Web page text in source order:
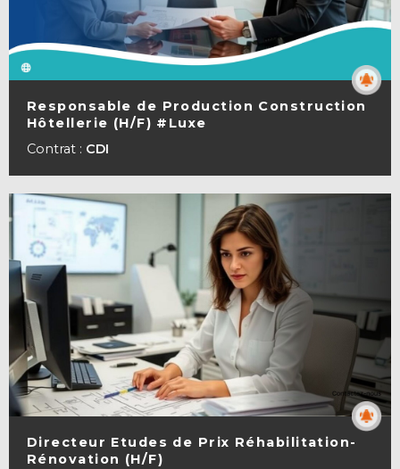
Responsable de Production Construction
Hôtellerie (H/F) #Luxe
Contrat : CDI
Directeur Etudes de Prix Réhabilitation-
Rénovation (H/F)